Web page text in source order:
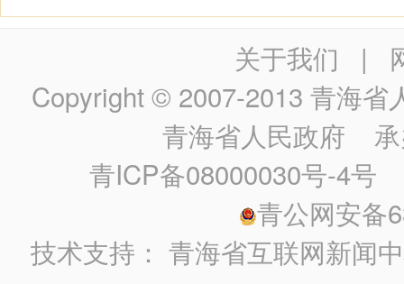
关于我们 |
Copyright © 2007-2013 青海省
青海省人民政府 承
青ICP备08000030号-4号
青公网安备
技术支持： 青海省互联网新闻